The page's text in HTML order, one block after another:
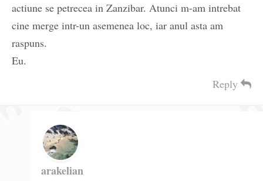
actiune se petrecea in Zanzibar. Atunci m-am intrebat
cine merge intr-un asemenea loc, iar anul asta am
raspuns.
Eu.
Reply
arakelian